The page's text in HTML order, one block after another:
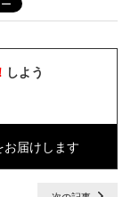
しよう
届けします